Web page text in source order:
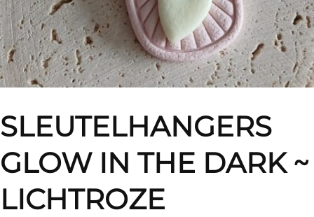
SLEUTELHANGERS
GLOW IN THE DARK ~
LICHTROZE